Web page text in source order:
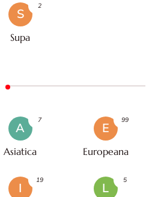
S
Supa
2
A
Asiatica
7
E
Europeana
99
I
19
L
5